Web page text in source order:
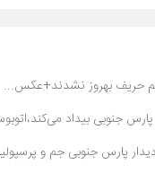
حریف بهروز نشدند+عکس...
جنوبی بیداد
پارس جنوبی جم و